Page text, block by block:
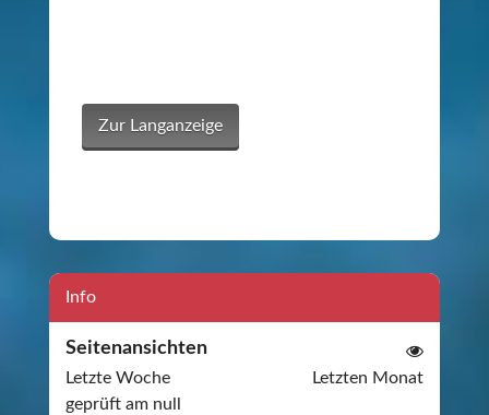
Zur Langanzeige
Info
Seitenansichten
Letzte Woche
Letzten Monat
geprüft am null